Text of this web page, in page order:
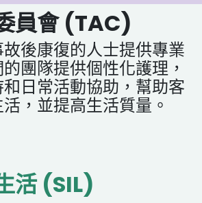
員會 (TAC)
後康復的人士提供專業
團隊提供個性化護理，
日常活動協助，幫助客
，並提高生活質量。
活 (SIL)